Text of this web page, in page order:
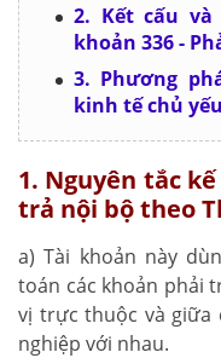
2. Kết cấu
khoản 336 -
3. Phương
kinh tế chủ yếu
1. Nguyên tắc
trả nội bộ theo
a) Tài khoản này
toán các khoản phải
vị trực thuộc và giữa
nghiệp với nhau.